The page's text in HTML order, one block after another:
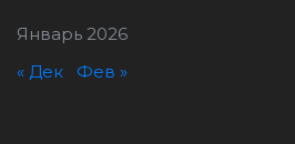
Январь 2026
« Дек Фев »